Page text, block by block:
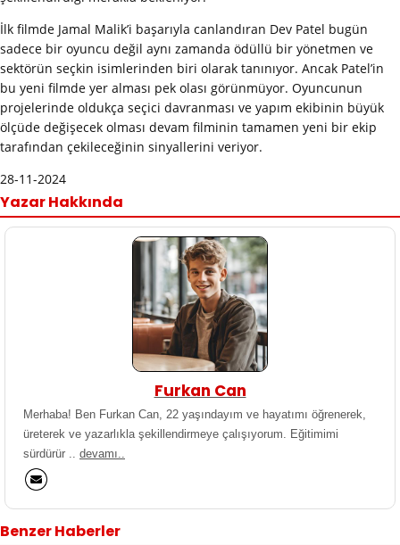
İlk filmde Jamal Malik’i başarıyla canlandıran Dev Patel bugün
sadece bir oyuncu değil aynı zamanda ödüllü bir yönetmen ve
sektörün seçkin isimlerinden biri olarak tanınıyor. Ancak Patel’in
bu yeni filmde yer alması pek olası görünmüyor. Oyuncunun
projelerinde oldukça seçici davranması ve yapım ekibinin büyük
ölçüde değişecek olması devam filminin tamamen yeni bir ekip
tarafından çekileceğinin sinyallerini veriyor.
28-11-2024
Yazar Hakkında
Furkan Can
Merhaba! Ben Furkan Can, 22 yaşındayım ve hayatımı öğrenerek,
üreterek ve yazarlıkla şekillendirmeye çalışıyorum. Eğitimimi
sürdürür .. devamı..
Benzer Haberler